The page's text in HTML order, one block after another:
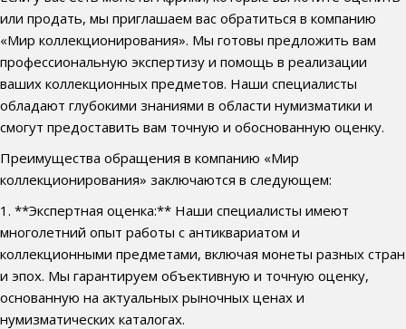
или продать, мы приглашаем вас обратиться в компанию
«Мир коллекционирования». Мы готовы предложить вам
профессиональную экспертизу и помощь в реализации
ваших коллекционных предметов. Наши специалисты
обладают глубокими знаниями в области нумизматики и
смогут предоставить вам точную и обоснованную оценку.
Преимущества обращения в компанию «Мир
коллекционирования» заключаются в следующем:
1. **Экспертная оценка:** Наши специалисты имеют
многолетний опыт работы с антиквариатом и
коллекционными предметами, включая монеты разных стран
и эпох. Мы гарантируем объективную и точную оценку,
основанную на актуальных рыночных ценах и
нумизматических каталогах.